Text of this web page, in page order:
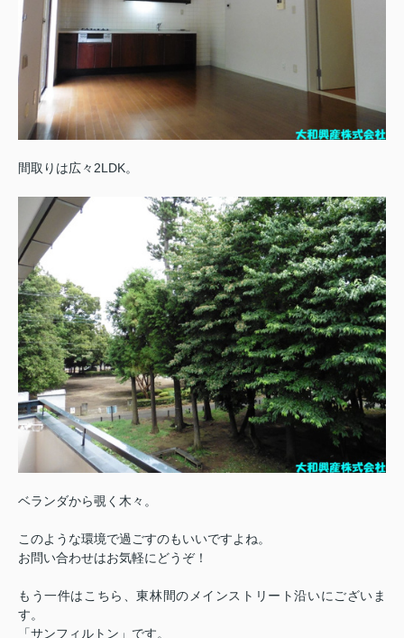
間取りは広々2LDK。
ベランダから覗く木々。
このような環境で過ごすのもいいですよね。
お問い合わせはお気軽にどうぞ！
もう一件はこちら、東林間のメインストリート沿いにございま
す。
「サンフィルトン」です。